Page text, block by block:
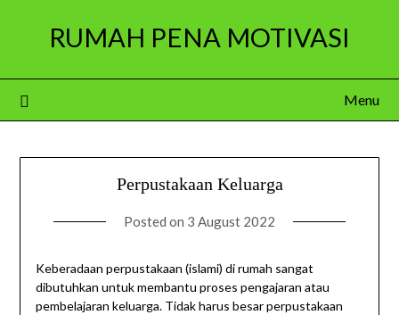
RUMAH PENA MOTIVASI
Menu
Perpustakaan Keluarga
Posted on 3 August 2022
Keberadaan perpustakaan (islami) di rumah sangat
dibutuhkan untuk membantu proses pengajaran atau
pembelajaran keluarga. Tidak harus besar perpustakaan